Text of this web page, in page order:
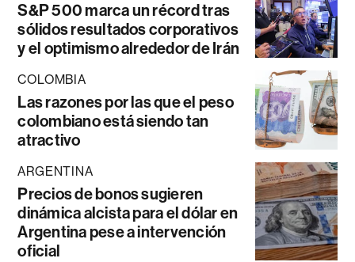
S&P 500 marca un récord tras
sólidos resultados corporativos
y el optimismo alrededor de Irán
COLOMBIA
Las razones por las que el peso
colombiano está siendo tan
atractivo
ARGENTINA
Precios de bonos sugieren
dinámica alcista para el dólar en
Argentina pese a intervención
oficial